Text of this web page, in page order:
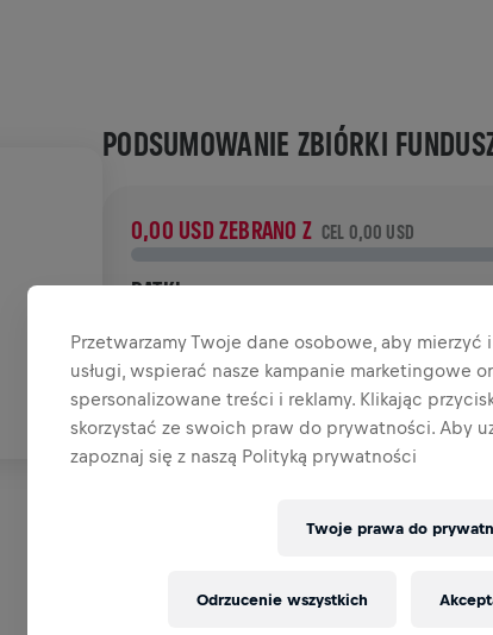
PODSUMOWANIE ZBIÓRKI
0,00 USD ZEBRANO Z CEL 0,00 USD
DATKI
Wpłać, aby zrobić różnicę! 100%
badania nad rdzeniem kręgowym.
HISTORIA
TOKYO SHINJUKU KU
Przetwarzamy Twoje dane osobowe, aby mierzyć
usługi, wspierać nasze kampanie marketingowe
spersonalizowane treści i reklamy. Klikając
skorzystać ze swoich praw do prywatności. Aby
zapoznaj się z naszą Polityką prywatności
Twoje prawa do
Odrzucenie wszystkich